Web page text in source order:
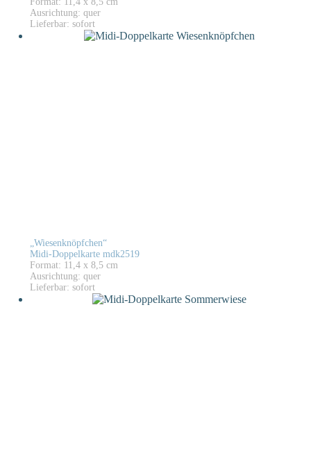
Ausrichtung: quer
Lieferbar: sofort
„Wiesenknöpfchen“
Midi-Doppelkarte mdk2519
Format: 11,4 x 8,5 cm
Ausrichtung: quer
Lieferbar: sofort